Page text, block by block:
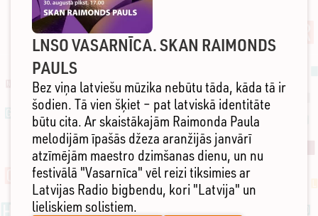
LNSO VASARNĪCA. SKAN RAIMONDS
PAULS
Bez viņa latviešu mūzika nebūtu tāda, kāda tā ir
šodien. Tā vien šķiet – pat latviskā identitāte
būtu cita. Ar skaistākajām Raimonda Paula
melodijām īpašās džeza aranžijās janvārī
atzīmējām maestro dzimšanas dienu, un nu
festivālā "Vasarnīca" vēl reizi tiksimies ar
Latvijas Radio bigbendu, kori "Latvija" un
lieliskiem solistiem.